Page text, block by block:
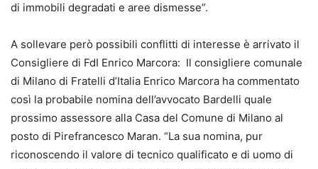
di immobili degradati e aree dismesse”.
A sollevare però possibili conflitti di interesse è arrivato il
Consigliere di FdI Enrico Marcora: Il consigliere comunale
di Milano di Fratelli d’Italia Enrico Marcora ha commentato
così la probabile nomina dell’avvocato Bardelli quale
prossimo assessore alla Casa del Comune di Milano al
posto di Pirefrancesco Maran. “La sua nomina, pur
riconoscendo il valore di tecnico qualificato e di uomo di